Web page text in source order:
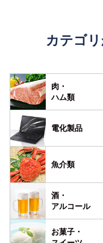
カテゴ
肉・
ハム類
電化製品
魚介類
酒・
アルコール
お菓子・